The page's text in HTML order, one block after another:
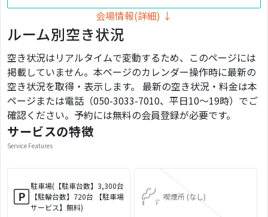
会場情報(詳細) ↓
ルーム別空き状況
空き状況はリアルタイムで変動するため、このページには
掲載していません。本ページのカレンダー操作時に最新の
空き状況を取得・表示します。 最新の空き状況・料金は本
ページまたは電話（050-3033-7010、平日10〜19時）でご
確認ください。予約には無料の会員登録が必要です。
サービスの特徴
Service Features
駐車場(【駐車台数】3,300台
【駐輪台数】720台 【駐車場
サービス】無料)
喫煙所 (なし)